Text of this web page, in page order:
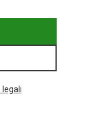
legali